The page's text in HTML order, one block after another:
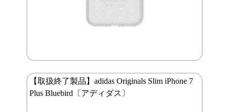
【取扱終了製品】adidas Originals Slim iPhone 7
Plus Bluebird〔アディダス〕